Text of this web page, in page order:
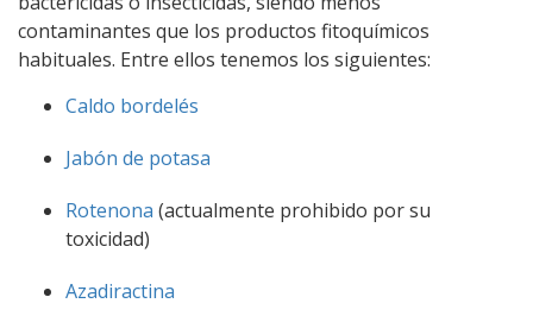
contaminantes que los productos fitoquímicos
habituales. Entre ellos tenemos los siguientes:
Caldo bordelés
Jabón de potasa
Rotenona (actualmente prohibido por su
toxicidad)
Azadiractina